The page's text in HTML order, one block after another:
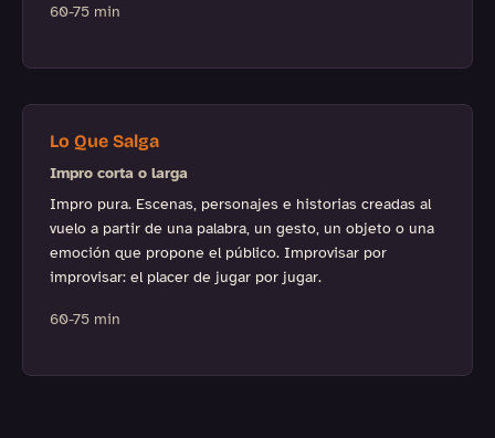
60-75 min
Lo Que Salga
Impro corta o larga
Impro pura. Escenas, personajes e historias creadas al
vuelo a partir de una palabra, un gesto, un objeto o una
emoción que propone el público. Improvisar por
improvisar: el placer de jugar por jugar.
60-75 min